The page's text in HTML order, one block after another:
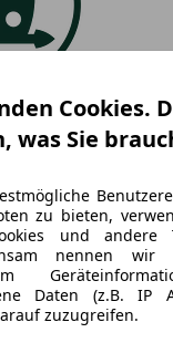
Cookies.
was Sie
zu bieten,
und andere
nennen wir
Daten (z.B. IP
zuzugreifen.